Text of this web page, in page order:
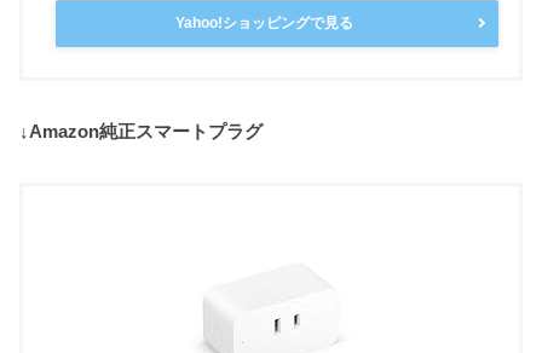
Yahoo!ショッピングで見る
↓Amazon純正スマートプラグ